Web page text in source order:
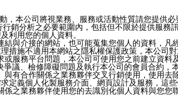
，本公司將視業務、服務或活動性質請您提供
銷分析之必要範圍內，包括但不限於提供服
利用您的個人資料。
與介接的網站，也可能蒐集您個人的資料，
措施不適用本網站之隱私權保護政策，本公司
服務平台問題，本公司可使用您之前建立資
議、檢修障礙問題及執行本公司的會員合約，
有合作關係之業務夥伴交叉行銷使用，使用
定義個人化製服務介面、網頁設計及服務，這
之業務夥伴使用您的去識別化個人資料與您